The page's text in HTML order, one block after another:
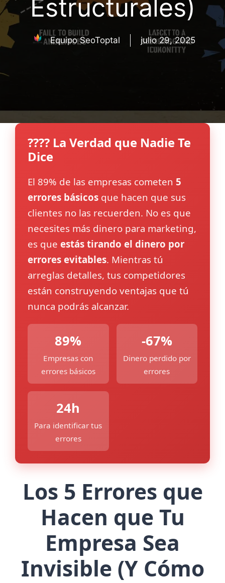
Estructurales)
Equipo SeoToptal julio 29, 2025
???? La Verdad que Nadie Te
Dice
El 89% de las empresas cometen 5
errores básicos que hacen que sus
clientes no las recuerden. No es que
necesites más dinero para marketing,
es que estás tirando el dinero por
errores evitables. Mientras tú
arreglas detalles, tus competidores
están construyendo ventajas que tú
nunca podrás alcanzar.
89%
Empresas con
errores básicos
-67%
Dinero perdido por
errores
24h
Para identificar tus
errores
Los 5 Errores que
Hacen que Tu
Empresa Sea
Invisible (Y Cómo